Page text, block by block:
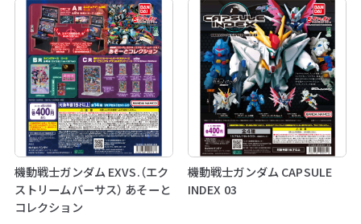
機動戦士ガンダム EXVS.（エク
ストリームバーサス） あそーと
コレクション
機動戦士ガンダム CAPSULE
INDEX 03